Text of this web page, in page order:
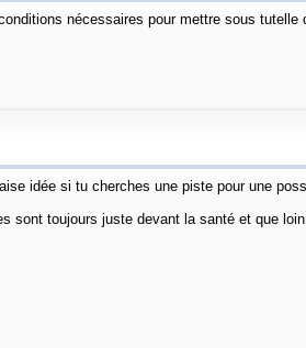
nécessaires pour mettre sous tutelle
idée si tu cherches une piste pour une
sont toujours juste devant la santé et que